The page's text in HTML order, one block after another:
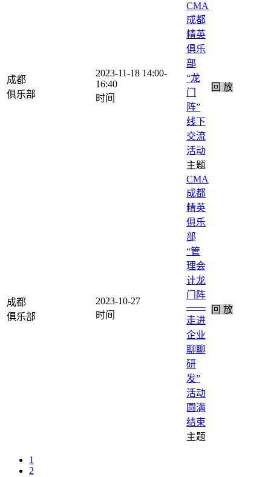
成都
2023-11-18 14:00-
16:40
CMA
成都
精英
俱乐
部
“龙
门
阵”
线下
交流
活动
回 放
成都 2023-10-27
CMA
成都
精英
俱乐
部
“管
理会
计龙
门阵
——
走进
企业
聊聊
研
发”
活动
圆满
结束
回 放
1
2